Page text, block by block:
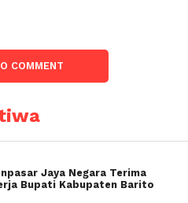
COMMENT
Jaya Negara Terima
Bupati Kabupaten Barito